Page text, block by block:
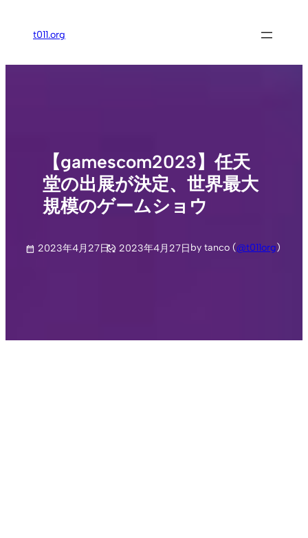
ス
t011.org
【gamescom2023】任天
堂の出展が決定、世界最大
規模のゲームショウ
2023年4月27日 2023年4月27日by tanco (@t011org)